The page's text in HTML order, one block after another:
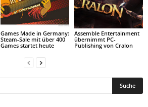
Games Made in Germany:
Steam-Sale mit über 400
Games startet heute
Assemble Entertainment
übernimmt PC-
Publishing von Cralon